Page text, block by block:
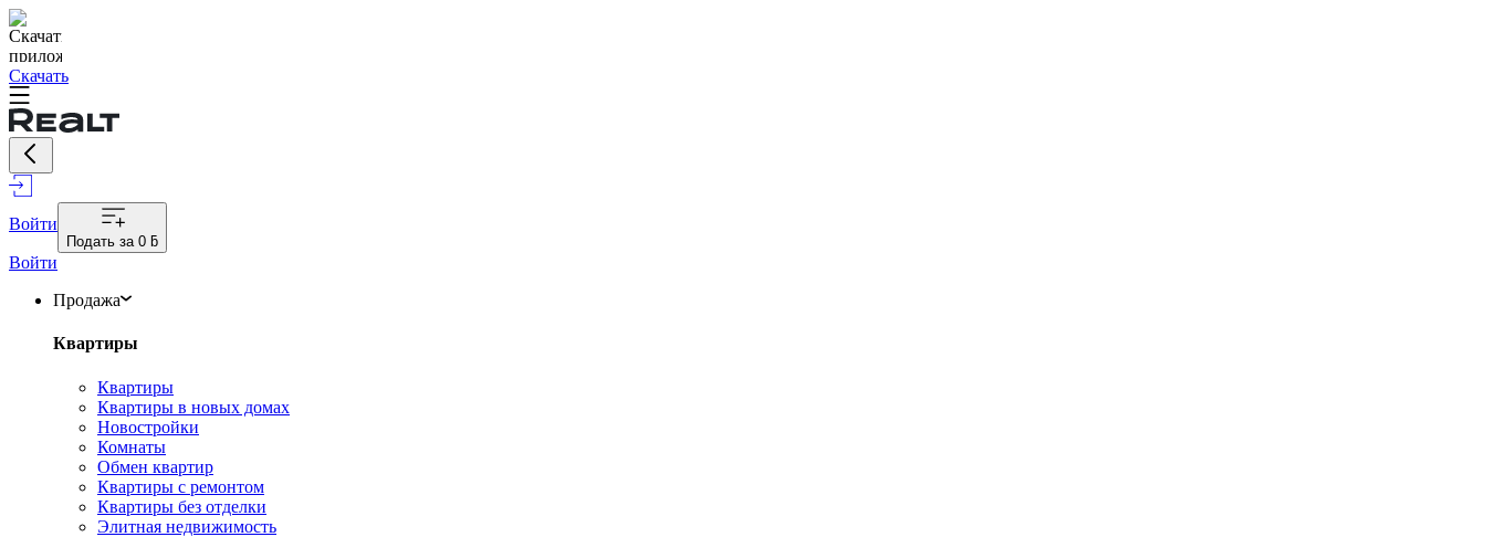
Скачать
Войти
Подать за 0 ƃ
Войти
Продажа
Квартиры
Квартиры
Квартиры в новых домах
Новостройки
Комнаты
Обмен квартир
Квартиры с ремонтом
Квартиры без отделки
Элитная недвижимость